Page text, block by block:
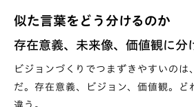
似た言葉をどう分けるのか
存在意義、未来像、価値観に分
ビジョンづくりでつまずきやすいのは
だ。存在意義、ビジョン、価値観。ど